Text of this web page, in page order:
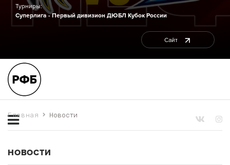
Турниры:
Суперлига - Первый дивизион ДЮБЛ Кубок России
Сайт
Главная Новости
НОВОСТИ